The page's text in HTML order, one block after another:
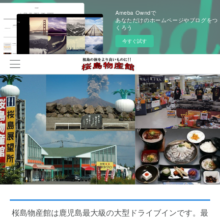
Ameba Owndで
あなただけのホームページやブログをつ
くろう
今すぐ試す
桜島物産館は鹿児島最大級の大型ドライブインです。最